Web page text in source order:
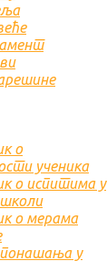
о
ученика
о испитима у
школи
о мерама
у